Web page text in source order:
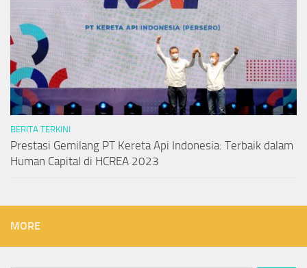
BERITA TERKINI
Prestasi Gemilang PT Kereta Api Indonesia: Terbaik dalam
Human Capital di HCREA 2023
MORE